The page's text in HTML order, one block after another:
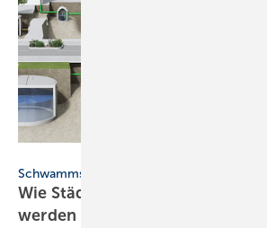
Schwammstadt
Wie Städte mit
werden